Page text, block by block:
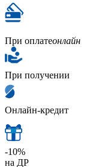
При оплатеонлайн
При получении
Онлайн-кредит
-10%
на ДР